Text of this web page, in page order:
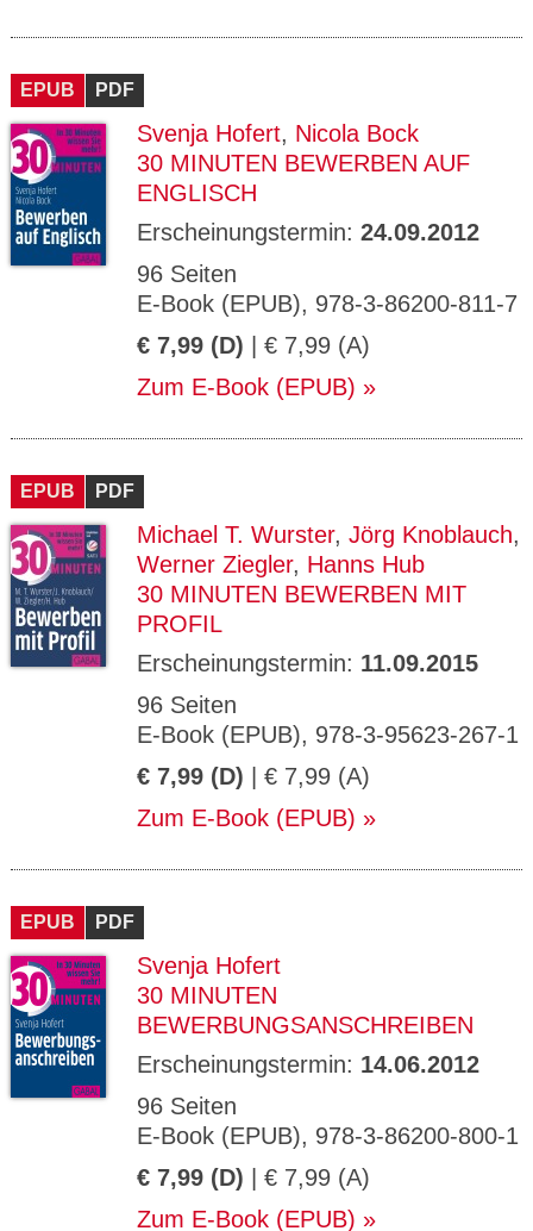
EPUB PDF
Svenja Hofert, Nicola Bock
30 MINUTEN BEWERBEN AUF
ENGLISCH
Erscheinungstermin: 24.09.2012
96 Seiten
E-Book (EPUB), 978-3-86200-811-7
€ 7,99 (D) | € 7,99 (A)
Zum E-Book (EPUB)
EPUB PDF
Michael T. Wurster, Jörg Knoblauch,
Werner Ziegler, Hanns Hub
30 MINUTEN BEWERBEN MIT
PROFIL
Erscheinungstermin: 11.09.2015
96 Seiten
E-Book (EPUB), 978-3-95623-267-1
€ 7,99 (D) | € 7,99 (A)
Zum E-Book (EPUB)
EPUB PDF
Svenja Hofert
30 MINUTEN
BEWERBUNGSANSCHREIBEN
Erscheinungstermin: 14.06.2012
96 Seiten
E-Book (EPUB), 978-3-86200-800-1
€ 7,99 (D) | € 7,99 (A)
Zum E-Book (EPUB)